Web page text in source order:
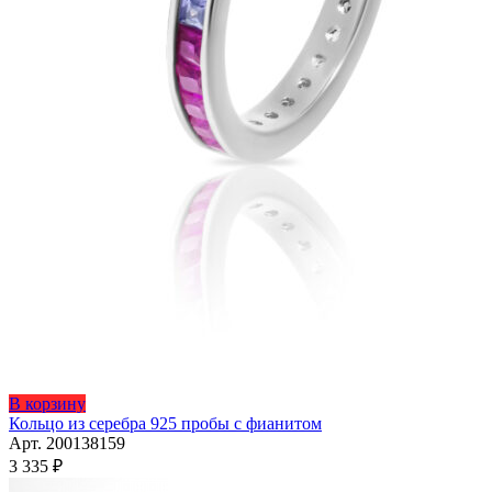
В корзинуЭтот
товар
имеет
Кольцо из серебра 925 пробы с фианитом
Арт. 200138159
3 335 ₽